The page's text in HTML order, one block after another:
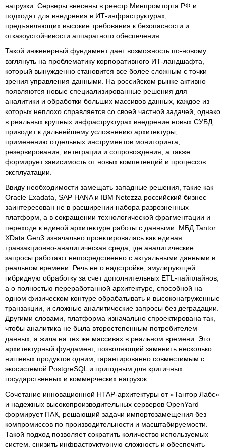
нагрузки. Серверы внесены в реестр Минпромторга РФ и
подходят для внедрения в ИТ-инфраструктурах,
предъявляющих высокие требования к безопасности и
отказоустойчивости аппаратного обеспечения.
Такой инженерный фундамент дает возможность по-новому
взглянуть на проблематику корпоративного ИТ-ландшафта,
который вынужденно становится все более сложным с точки
зрения управления данными. На российском рынке активно
появляются новые специализированные решения для
аналитики и обработки больших массивов данных, каждое из
которых неплохо справляется со своей частной задачей, однако
в реальных крупных инфраструктурах внедрение новых СУБД
приводит к дальнейшему усложнению архитектуры,
применению отдельных инструментов мониторинга,
резервирования, интеграции и сопровождения, а также
формирует зависимость от новых компетенций и процессов
эксплуатации.
Ввиду необходимости замещать западные решения, такие как
Oracle Exadata, SAP HANA и IBM Netezza российский бизнес
заинтересован не в расширении набора разрозненных
платформ, а в сокращении технологической фрагментации и
переходе к единой архитектуре работы с данными. МБД Tantor
XData Gen3 изначально проектировалась как единая
транзакционно-аналитическая среда, где аналитические
запросы работают непосредственно с актуальными данными в
реальном времени. Речь не о надстройке, эмулирующей
гибридную обработку за счет дополнительных ETL-пайплайнов,
а о полностью переработанной архитектуре, способной на
одном физическом контуре обрабатывать и высоконагруженные
транзакции, и сложные аналитические запросы без деградации.
Другими словами, платформа изначально спроектирована так,
чтобы аналитика не была второстепенным потребителем
данных, а жила на тех же массивах в реальном времени. Это
архитектурный фундамент, позволяющий заменить несколько
нишевых продуктов одним, гарантированно совместимым с
экосистемой PostgreSQL и пригодным для критичных
государственных и коммерческих нагрузок.
Сочетание инновационной HTAP-архитектуры от «Тантор Лабс»
и надежных высокопроизводительных серверов OpenYard
формирует ПАК, решающий задачи импортозамещения без
компромиссов по производительности и масштабируемости.
Такой подход позволяет сократить количество используемых
систем, снизить инфраструктурную сложность и обеспечить